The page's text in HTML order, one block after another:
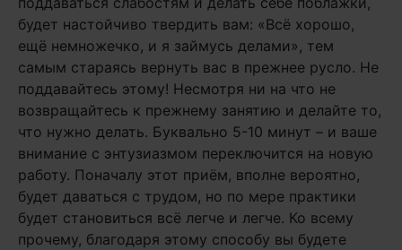
будет настойчиво твердить вам: «Всё хорошо,
ещё немножечко, и я займусь делами», тем
самым стараясь вернуть вас в прежнее русло. Не
поддавайтесь этому! Несмотря ни на что не
возвращайтесь к прежнему занятию и делайте то,
что нужно делать. Буквально 5-10 минут – и ваше
внимание с энтузиазмом переключится на новую
работу. Поначалу этот приём, вполне вероятно,
будет даваться с трудом, но по мере практики
будет становиться всё легче и легче. Ко всему
прочему, благодаря этому способу вы будете